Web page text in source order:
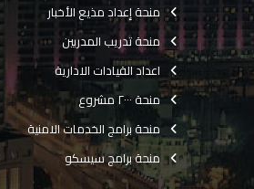
منحة إعداد مذيع الأخبار
منحة تدريب المدربين
اعداد القيادات الادارية
منحة ٢٠٠٠ مشروع
منحة برامج الخدمات الامنية
منحة برامج سيسكو